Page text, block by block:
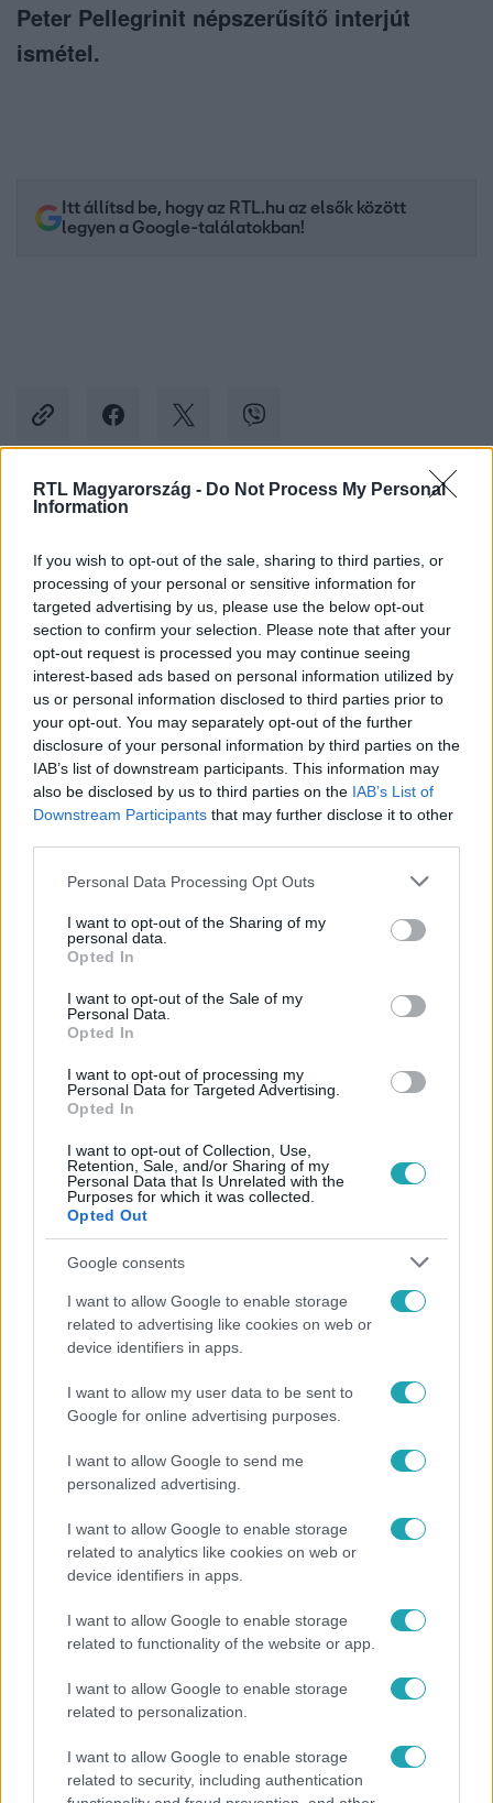
RTL Magyarország - Do Not Process My Personal
Information
If you wish to opt-out of the sale, sharing to third parties, or
processing of your personal or sensitive information for
targeted advertising by us, please use the below opt-out
section to confirm your selection. Please note that after your
opt-out request is processed you may continue seeing
interest-based ads based on personal information utilized by
us or personal information disclosed to third parties prior to
your opt-out. You may separately opt-out of the further
disclosure of your personal information by third parties on the
IAB’s list of downstream participants. This information may
also be disclosed by us to third parties on the IAB’s List of
Downstream Participants that may further disclose it to other
Please note that this website/app uses one or more Google
not limited to your visit or usage behaviour. You may click to
grant or deny consent to Google and its third-party tags to
use your data for below specified purposes in below Google
consent section.
Personal Data Processing Opt Outs
I want to opt-out of the Sharing of my
personal data.
Opted In
I want to opt-out of the Sale of my
Personal Data.
Opted In
I want to opt-out of processing my
Personal Data for Targeted Advertising.
Opted In
I want to opt-out of Collection, Use,
Retention, Sale, and/or Sharing of my
Personal Data that Is Unrelated with the
Purposes for which it was collected.
Opted Out
Google consents
I want to allow Google to enable storage
related to advertising like cookies on web or
device identifiers in apps.
I want to allow my user data to be sent to
Google for online advertising purposes.
I want to allow Google to send me
personalized advertising.
I want to allow Google to enable storage
related to analytics like cookies on web or
device identifiers in apps.
I want to allow Google to enable storage
related to functionality of the website or app.
I want to allow Google to enable storage
related to personalization.
I want to allow Google to enable storage
related to security, including authentication
Peter Pellegrinit népszerűsítő interjút
ismétel.
Itt állítsd be, hogy az RTL.hu az elsők között
legyen a Google-találatokban!
Kövess minket, és értesülj a friss hírekről a
Követem
#KÜLFÖLD #SZLOVÁKIA #VÁLASZTÁS
#PETER PELLEGRINI #IVAN KORCOK #M1
ORBÁN VIKTOR
Népszerű
Nagyvilág
A világ legidősebb asszonya dohányzott és bort
ivott – 122 évig élt
Kultúra
Hosszú Katinka a dokumentumfilmjében Shane
Tusupról: A medencében minden működött